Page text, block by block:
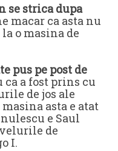
se strica dupa
macar ca asta nu
o masina de
pus pe post de
a fost prins cu
de jos ale
asta e atat
e Saul
de
I.